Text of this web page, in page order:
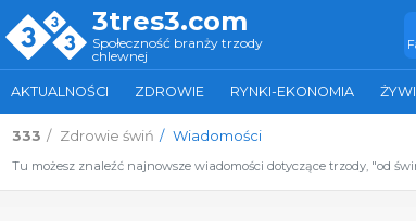
3tres3.com
Społeczność branży trzody
chlewnej
AKTUALNOŚCI ZDROWIE RYNKI-EKONOMIA
333 Zdrowie świń Wiadomości
Tu możesz znaleźć najnowsze wiadomości dotyczące trzody, "od